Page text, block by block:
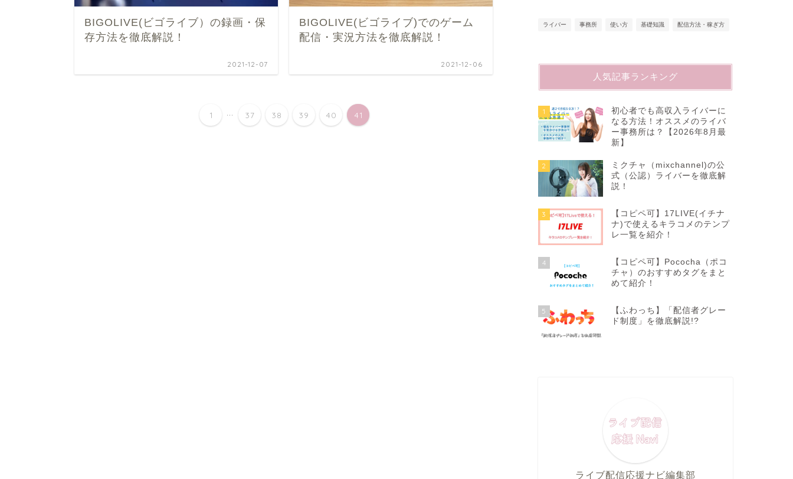
BIGOLIVE(ビゴライブ）の録画・保
存方法を徹底解説！
2021-12-07
BIGOLIVE(ビゴライブ)でのゲーム
配信・実況方法を徹底解説！
2021-12-06
1 ... 37 38 39 40 41
ライバー 事務所 使い方 基礎知識 配信方法・稼ぎ方
人気記事ランキング
1
初心者でも高収入ライバーに
なる方法！オススメのライバ
ー事務所は？【2026年8月最
新】
2
ミクチャ（mixchannel)の公
式（公認）ライバーを徹底解
説！
3
【コピペ可】17LIVE(イチナ
ナ)で使えるキラコメのテンプ
レ一覧を紹介！
4
【コピペ可】Pococha（ポコ
チャ）のおすすめタグをまと
めて紹介！
5
【ふわっち】「配信者グレー
ド制度」を徹底解説!?
ライブ配信応援ナビ編集部